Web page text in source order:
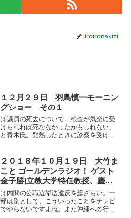
iroironakizi
１２月２９日 羽鳥慎一モーニン
グショー その１
は議員の死去について。検査が気楽に受
けられれば死ななかったかもしれない、
と青木氏。発熱したときに診察を受けな
ます。また、定期でPCR検査をしていれ
ば防げた可能性が高いで...
２０１８年１０月１９日 大竹ま
こと ゴールデンラジオ！ ゲスト
金子勝(立教大学特任教授、慶応
大学名誉教授、経済学者)
は内閣の公職選挙法違反を総ざらい。一
部は別として、こういったことをテレビ
でやらないですよね。また沖縄への行政